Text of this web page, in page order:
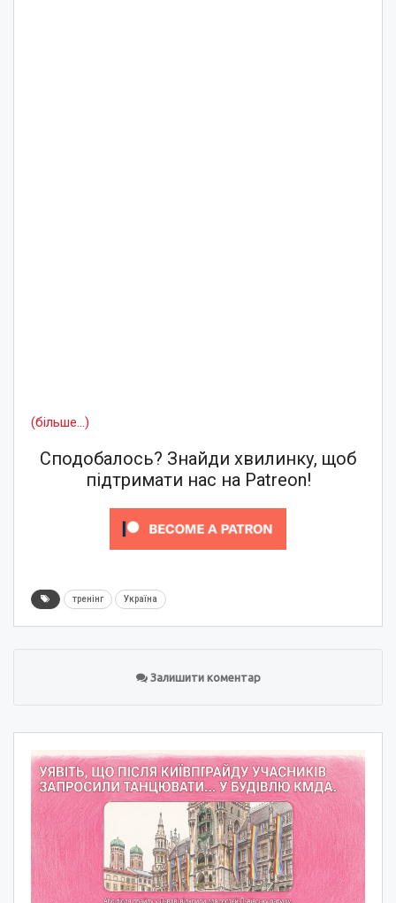
(більше…)
Сподобалось? Знайди хвилинку, щоб
підтримати нас на Patreon!
тренінг Україна
Залишити коментар